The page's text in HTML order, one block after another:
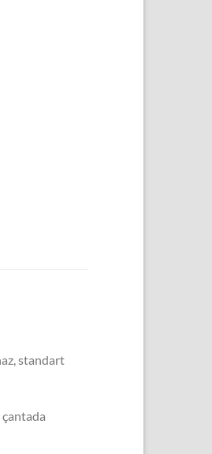
standart
çantada